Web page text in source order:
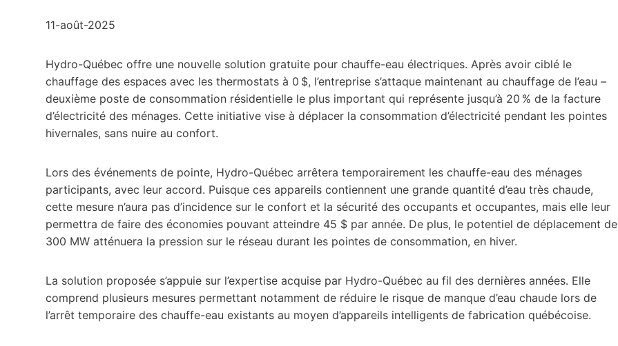
11-août-2025
Hydro-Québec offre une nouvelle solution gratuite pour chauffe-eau électriques. Après avoir ciblé le
chauffage des espaces avec les thermostats à 0 $, l’entreprise s’attaque maintenant au chauffage de l’eau –
deuxième poste de consommation résidentielle le plus important qui représente jusqu’à 20 % de la facture
d’électricité des ménages. Cette initiative vise à déplacer la consommation d’électricité pendant les pointes
hivernales, sans nuire au confort.
Lors des événements de pointe, Hydro-Québec arrêtera temporairement les chauffe-eau des ménages
participants, avec leur accord. Puisque ces appareils contiennent une grande quantité d’eau très chaude,
cette mesure n’aura pas d’incidence sur le confort et la sécurité des occupants et occupantes, mais elle leur
permettra de faire des économies pouvant atteindre 45 $ par année. De plus, le potentiel de déplacement de
300 MW atténuera la pression sur le réseau durant les pointes de consommation, en hiver.
La solution proposée s’appuie sur l’expertise acquise par Hydro-Québec au fil des dernières années. Elle
comprend plusieurs mesures permettant notamment de réduire le risque de manque d’eau chaude lors de
l’arrêt temporaire des chauffe-eau existants au moyen d’appareils intelligents de fabrication québécoise.